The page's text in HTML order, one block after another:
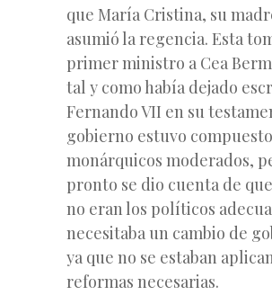
que María Cristina, su
asumió la regencia. Esta
primer ministro a Cea
tal y como había dejado
Fernando VII en su
gobierno estuvo
monárquicos moderados,
pronto se dio cuenta de
no eran los políticos
necesitaba un cambio de
ya que no se estaban
reformas necesarias.